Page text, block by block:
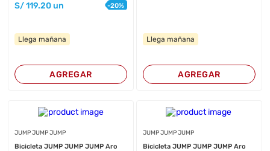
S/119.20 un -20%
Llega mañana
AGREGAR
Llega mañana
AGREGAR
JUMP JUMP JUMP
Bicicleta JUMP JUMP JUMP Aro
JUMP JUMP JUMP
Bicicleta JUMP JUMP JUMP Aro